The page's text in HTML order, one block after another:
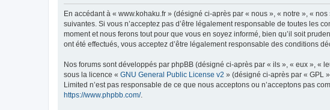
En accédant à « www.kohaku.fr » (désigné ci-après par « nous », « notre », «
suivantes. Si vous n’acceptez pas d’être légalement responsable de toutes les
moment et nous ferons tout pour que vous en soyez informé, bien qu’il soit
ont été effectués, vous acceptez d’être légalement responsable des conditions
Nos forums sont développés par phpBB (désigné ci-après par « ils », « eux », «
sous la licence « GNU General Public License v2 » (désigné ci-après par « GPL
Limited n’est pas responsable de ce que nous acceptons ou n’acceptons pas
https://www.phpbb.com/.